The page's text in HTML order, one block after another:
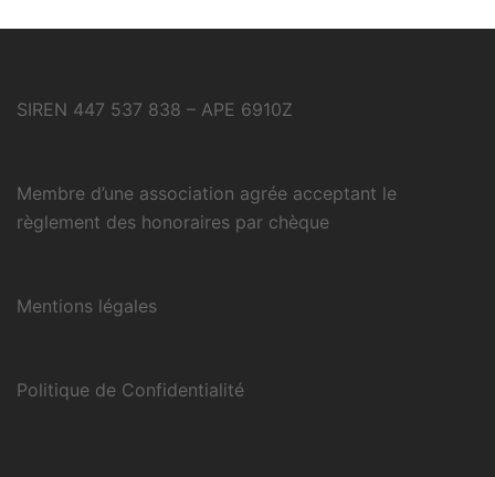
SIREN 447 537 838 – APE 6910Z
Membre d’une association agrée acceptant le
règlement des honoraires par chèque
Mentions légales
Politique de Confidentialité